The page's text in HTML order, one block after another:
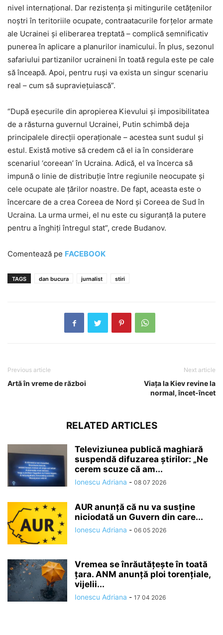
nivel internațional. Dar rezistența și mitingurile cetățenilor
noștri în teritoriile ocupate, contraatacurile forțelor armate
ale Ucrainei și eliberarea treptată – complică semnificativ
punerea în aplicare a planurilor inamicului. În plus, sezonul
safariului partizanilor ucraineni în toată regula este pe cale
să înceapă. Apoi, pentru ruși va exista un singur scenariu
real – cum să supraviețuiască”.
“După eșecurile din apropierea Kievului și imposibilitatea
de a răsturna guvernul Ucrainei, Putin schimbă deja
principalele direcții operaționale – acestea sunt sudul și
estul. Există motive să credem că el ia în considerare
scenariul ‘coreean’ în Ucraina. Adică, el va încerca să
impună o linie de distribuție între regiunile neocupate și
cele ocupate ale țărilor noastre. De fapt, aceasta este o
încercare de a crea Coreea de Nord și Coreea de Sud în
Ucraina. La urma urmei, el nu este cu siguranță la putere
pentru a înghiți întregul stat”, crede Budanov.
Comentează pe FACEBOOK
TAGS dan bucura jurnalist stiri
Previous article
Artă în vreme de război
Next article
Viața la Kiev revine la
normal, încet-încet
RELATED ARTICLES
Televiziunea publică maghiară
suspendă difuzarea ştirilor: „Ne
cerem scuze că am...
Ionescu Adriana - 08 07 2026
AUR anunță că nu va susține
niciodată un Guvern din care...
Ionescu Adriana - 06 05 2026
Vremea se înrăutăţeşte în toată
ţara. ANM anunță ploi torențiale,
vijelii...
Ionescu Adriana - 17 04 2026